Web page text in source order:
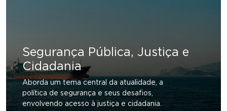
Segurança Pública, Justiça e
Cidadania
Aborda um tema central da atualidade, a
política de segurança e seus desafios,
envolvendo acesso à justiça e cidadania.